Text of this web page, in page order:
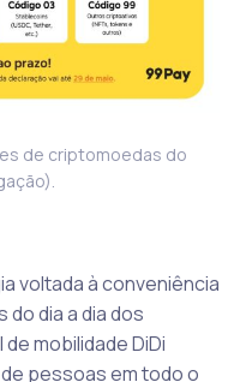
de criptomoedas do
voltada à conveniência
dia a dia dos
mobilidade DiDi
pessoas em todo o